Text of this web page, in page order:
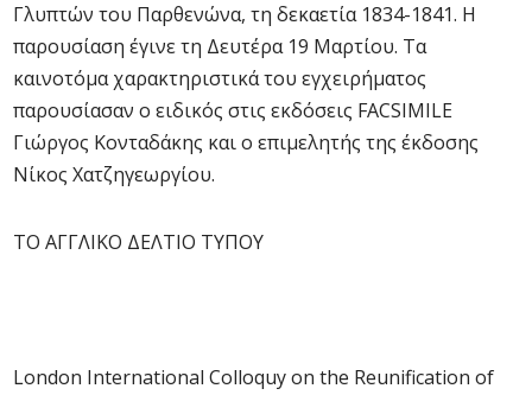
Γλυπτών του Παρθενώνα, τη δεκαετία 1834-1841. Η
παρουσίαση έγινε τη Δευτέρα 19 Μαρτίου. Τα
καινοτόμα χαρακτηριστικά του εγχειρήματος
παρουσίασαν ο ειδικός στις εκδόσεις FACSIMILE
Γιώργος Κονταδάκης και ο επιμελητής της έκδοσης
Νίκος Χατζηγεωργίου.
ΤΟ ΑΓΓΛΙΚΟ ΔΕΛΤΙΟ ΤΥΠΟΥ
London International Colloquy on the Reunification of